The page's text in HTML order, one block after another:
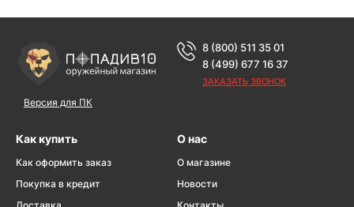
Версия для ПК
8 (800) 511 35 01
8 (499) 677 16 37
ЗАКАЗАТЬ ЗВОНОК
Как купить
Как оформить заказ
Покупка в кредит
О нас
О магазине
Новости